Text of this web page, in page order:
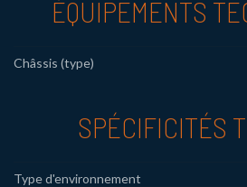
ÉQUIPEMENTS
Châssis (type)
SPÉCIFICITÉS
Type d'environnement